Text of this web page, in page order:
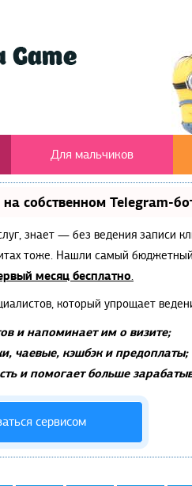
Для мальчиков
собственном Telegram-
знает — без ведения записи
тоже. Нашли самый
месяц бесплатно.
который упрощает
и напоминает им о визите;
чаевые, кэшбэк и предоплаты;
и помогает больше
сервисом